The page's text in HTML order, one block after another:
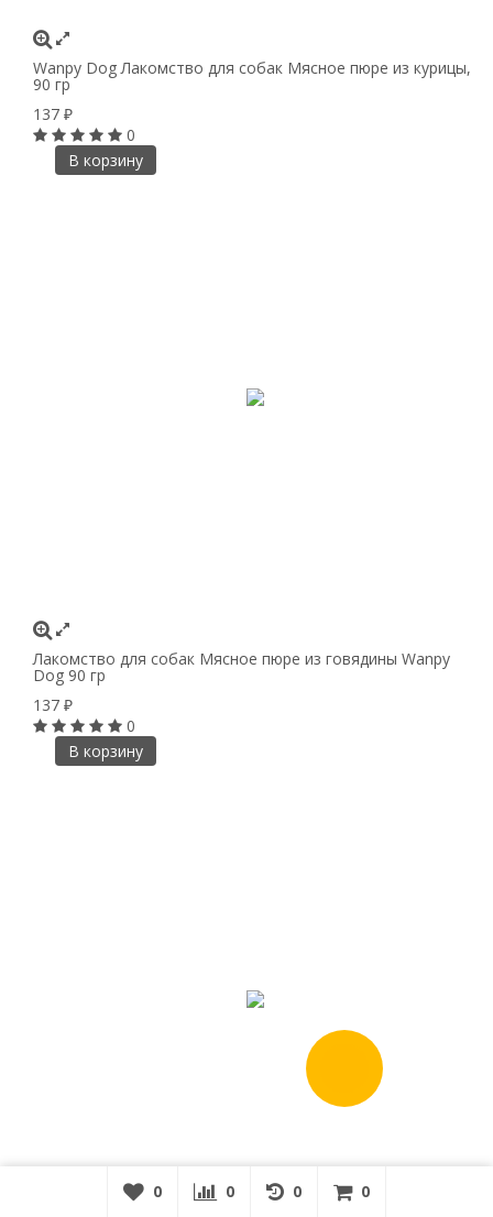
Wanpy Dog Лакомство для собак Мясное пюре из курицы,
90 гр
137 ₽
0
В корзину
Лакомство для собак Мясное пюре из говядины Wanpy
Dog 90 гр
137 ₽
0
В корзину
0 0 0 0